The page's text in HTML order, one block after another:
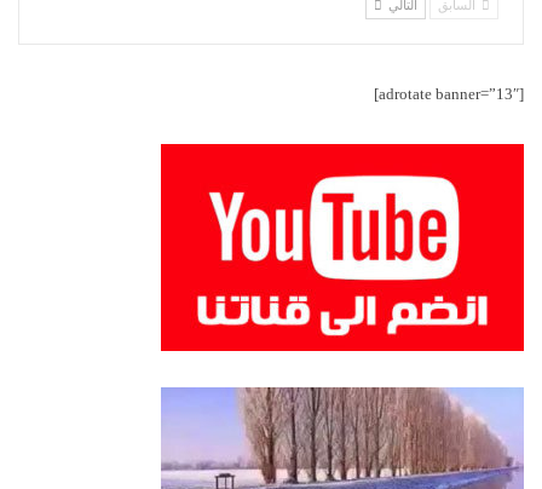
السابق التالي
[adrotate banner=”13″]